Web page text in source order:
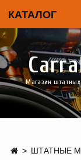
КАТАЛОГ
Магазин штатных
ШТАТНЫЕ